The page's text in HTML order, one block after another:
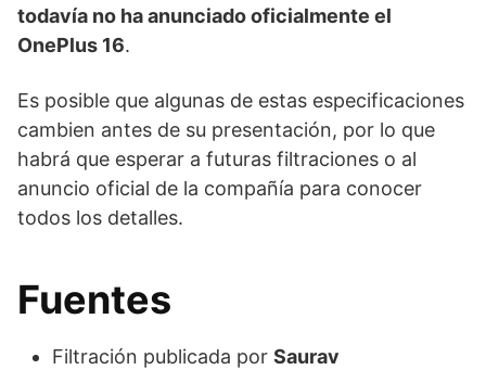
todavía no ha anunciado oficialmente el
OnePlus 16.
Es posible que algunas de estas especificaciones
cambien antes de su presentación, por lo que
habrá que esperar a futuras filtraciones o al
anuncio oficial de la compañía para conocer
todos los detalles.
Fuentes
Filtración publicada por Saurav